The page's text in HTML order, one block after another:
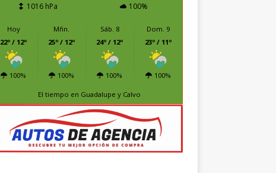
1016 hPa
100%
Hoy
22º / 12º
100%
Mñn.
25º / 12º
100%
Sáb. 8
24º / 12º
100%
Dom. 9
23º / 11º
100%
El tiempo en Guadalupe y Calvo